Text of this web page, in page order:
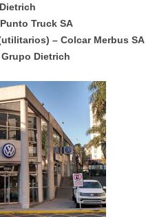
Truck SA
– Colcar Merbus SA
Dietrich